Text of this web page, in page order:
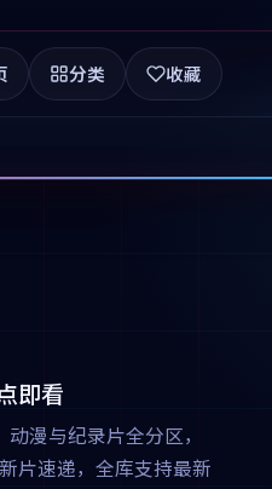
分类 收藏
即看
漫与纪录片全分区，
片速递，全库支持最新